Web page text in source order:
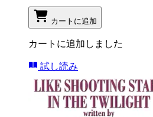
カートに追加
カートに追加しました
試し読み